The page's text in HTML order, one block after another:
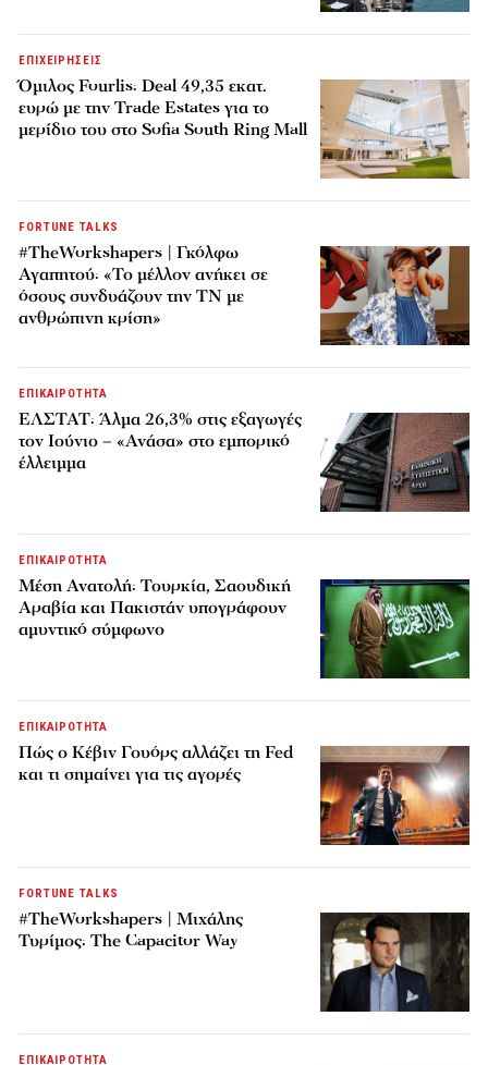
ΕΠΙΧΕΙΡΗΣΕΙΣ
Όμιλος Fourlis: Deal 49,35 εκατ.
ευρώ με την Trade Estates για το
μερίδιο του στο Sofia South Ring Mall
FORTUNE TALKS
#TheWorkshapers | Γκόλφω
Αγαπητού: «Το μέλλον ανήκει σε
όσους συνδυάζουν την ΤΝ με
ανθρώπινη κρίση»
ΕΠΙΚΑΙΡΟΤΗΤΑ
ΕΛΣΤΑΤ: Άλμα 26,3% στις εξαγωγές
τον Ιούνιο – «Ανάσα» στο εμπορικό
έλλειμμα
ΕΠΙΚΑΙΡΟΤΗΤΑ
Μέση Ανατολή: Τουρκία, Σαουδική
Αραβία και Πακιστάν υπογράφουν
αμυντικό σύμφωνο
ΕΠΙΚΑΙΡΟΤΗΤΑ
Πώς ο Κέβιν Γουόρς αλλάζει τη Fed
και τι σημαίνει για τις αγορές
FORTUNE TALKS
#TheWorkshapers | Μιχάλης
Τυρίμος: The Capacitor Way
ΕΠΙΚΑΙΡΟΤΗΤΑ